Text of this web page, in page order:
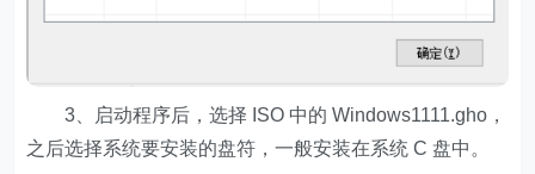
3、启动程序后，选择 ISO 中的 Windows1111.gho，
之后选择系统要安装的盘符，一般安装在系统 C 盘中。